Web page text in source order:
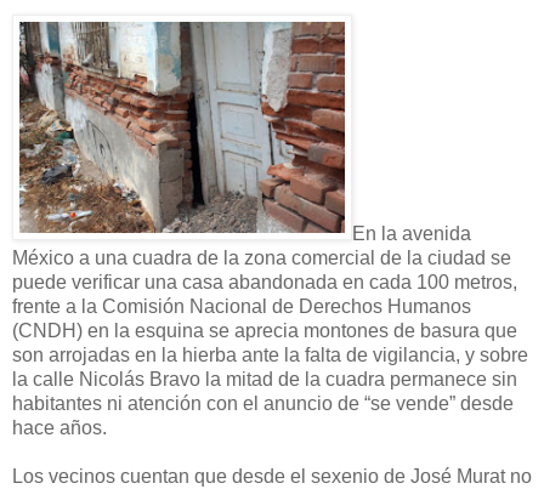
En la avenida
México a una cuadra de la zona comercial de la ciudad se
puede verificar una casa abandonada en cada 100 metros,
frente a la Comisión Nacional de Derechos Humanos
(CNDH) en la esquina se aprecia montones de basura que
son arrojadas en la hierba ante la falta de vigilancia, y sobre
la calle Nicolás Bravo la mitad de la cuadra permanece sin
habitantes ni atención con el anuncio de “se vende” desde
hace años.
Los vecinos cuentan que desde el sexenio de José Murat no